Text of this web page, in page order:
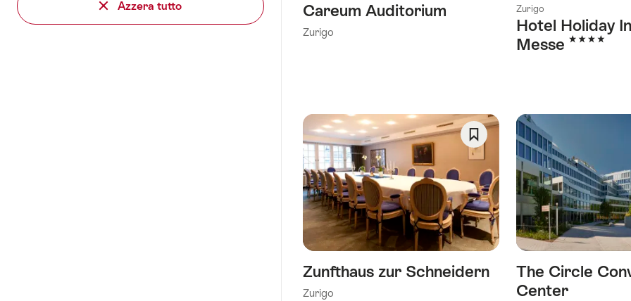
Careum Auditorium
Zurigo
Zurigo
Hotel Holiday
Messe 4 Stelle
Zunfthaus zur Schneidern
Zurigo
Salva
come
preferito:
Wishlist
The Circle
Center
Azzera tutto